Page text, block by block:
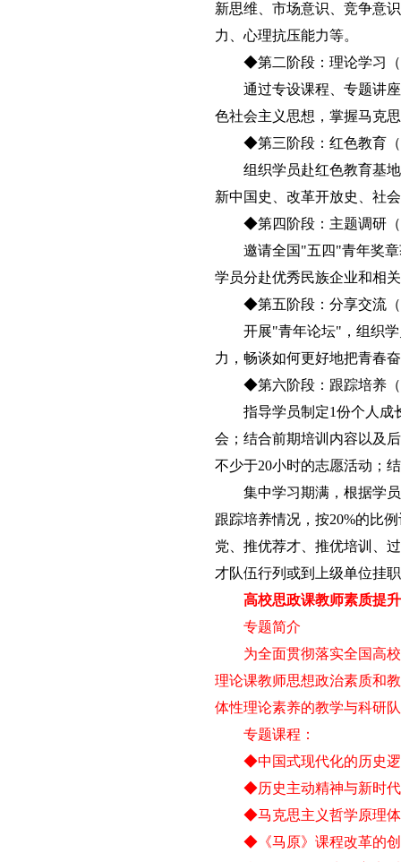
新思维、市场意识、竞争意
力、心理抗压能力等。
◆第二阶段：理论学习
通过专设课程、专题讲
色社会主义思想，掌握马克
◆第三阶段：红色教育
组织学员赴红色教育基
新中国史、改革开放史、社
◆第四阶段：主题调研
邀请全国"五四"青年奖
学员分赴优秀民族企业和相
◆第五阶段：分享交流
开展"青年论坛"，组织
力，畅谈如何更好地把青春
◆第六阶段：跟踪培养
指导学员制定1份个人成
会；结合前期培训内容以及
不少于20小时的志愿活动；
集中学习期满，根据学
跟踪培养情况，按20%的比
党、推优荐才、推优培训、
才队伍行列或到上级单位挂
高校思政课教师素质提
专题简介
为全面贯彻落实全国高
理论课教师思想政治素质和
体性理论素养的教学与科研
专题课程：
◆中国式现代化的历史
◆历史主动精神与新时
◆马克思主义哲学原理
◆《马原》课程改革的